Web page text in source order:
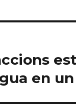
en